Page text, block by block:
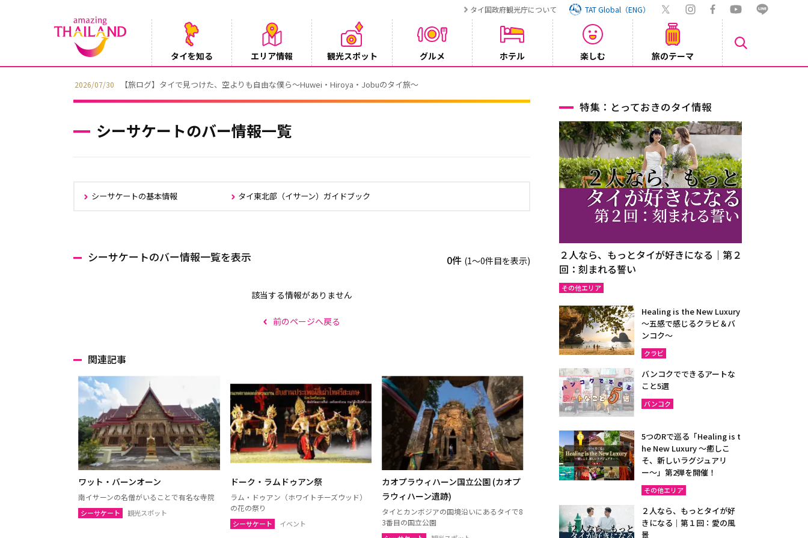
タイ国政府観光庁について TAT Global（ENG）
タイを知る エリア情報 観光スポット グルメ ホテル 楽しむ 旅のテーマ
2026/07/29 【ホテル】アナンタラ・サイアム・バンコク・ホテル：特別宿泊プランのご案内
シーサケートのバー情報一覧
シーサケートの基本情報 タイ東北部（イサーン）ガイドブック
シーサケートのバー情報一覧を表示 0件 (1〜0件目を表示)
該当する情報がありません
前のページへ戻る
関連記事
ワット・バーンオーン
南イサーンの名僧がいることで有名な寺院
シーサケート 観光スポット
ドーク・ラムドゥアン祭
ラム・ドゥアン（ホワイトチーズウッド）
の花の祭り
シーサケート イベント
カオプラウィハーン国立公園 (カオプ
ラウィハーン遺跡)
タイとカンボジアの国境沿いにあるタイで8
3番目の国立公園
特集：とっておきのタイ情報
２人なら、もっとタイが好きになる｜第２
回：刻まれる誓い
その他エリア
Healing is the New Luxury
～五感で感じるクラビ＆バ
ンコク～
クラビ
バンコクでできるアートな
こと5選
バンコク
5つのRで巡る「Healing is t
he New Luxury ～癒しこ
そ、新しいラグジュアリ
ー〜」第2弾を開催！
その他エリア
２人なら、もっとタイが好
きになる｜第１回：愛の風
景